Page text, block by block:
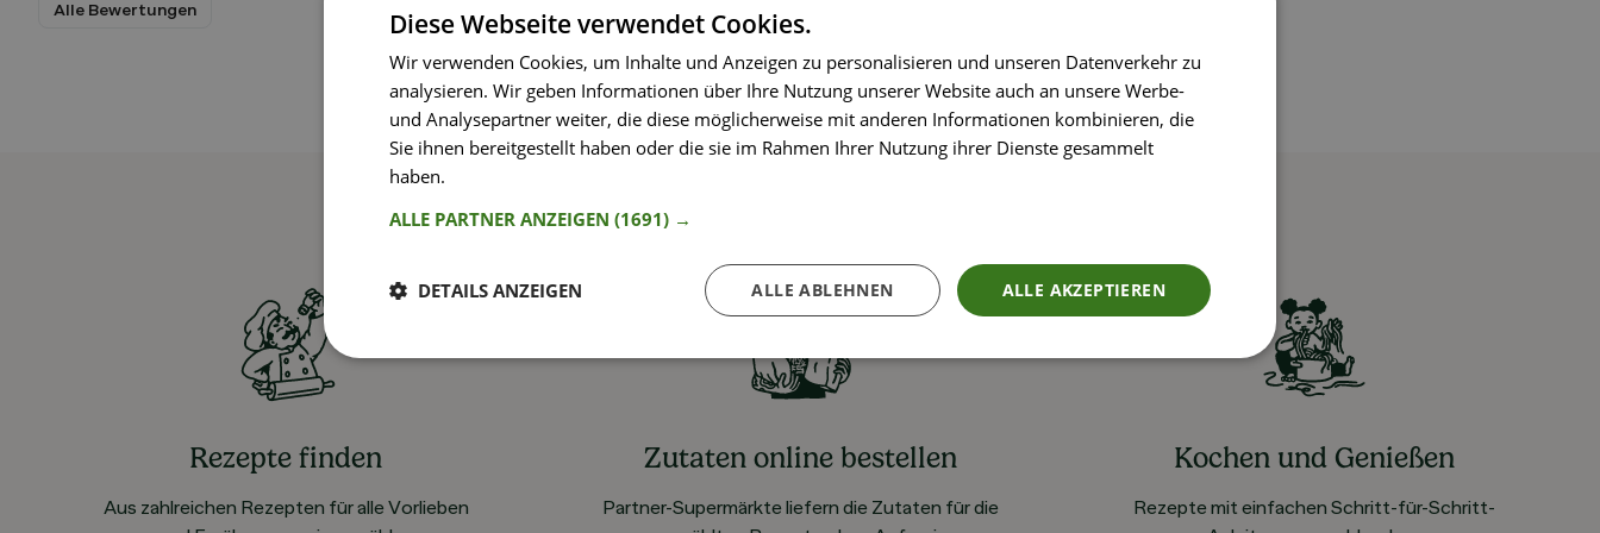
Alle Bewertungen
Rezepte finden
Aus zahlreichen Rezepten für alle Vorlieben
Zutaten online bestellen
Partner-Supermärkte liefern die Zutaten für die
Kochen und Genießen
Rezepte mit einfachen Schritt-für-Schritt-
Diese Webseite verwendet Cookies.
Wir verwenden Cookies, um Inhalte und Anzeigen zu personalisieren und unseren Datenverkehr zu
analysieren. Wir geben Informationen über Ihre Nutzung unserer Website auch an unsere Werbe-
und Analysepartner weiter, die diese möglicherweise mit anderen Informationen kombinieren, die
Sie ihnen bereitgestellt haben oder die sie im Rahmen Ihrer Nutzung ihrer Dienste gesammelt
haben.
ALLE PARTNER ANZEIGEN (1691) →
ALLE AKZEPTIEREN
ALLE ABLEHNEN
DETAILS ANZEIGEN